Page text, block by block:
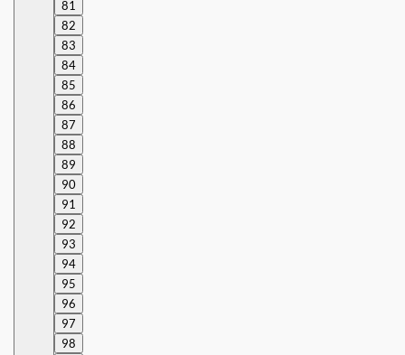
81
82
83
84
85
86
87
88
89
90
91
92
93
94
95
96
97
98